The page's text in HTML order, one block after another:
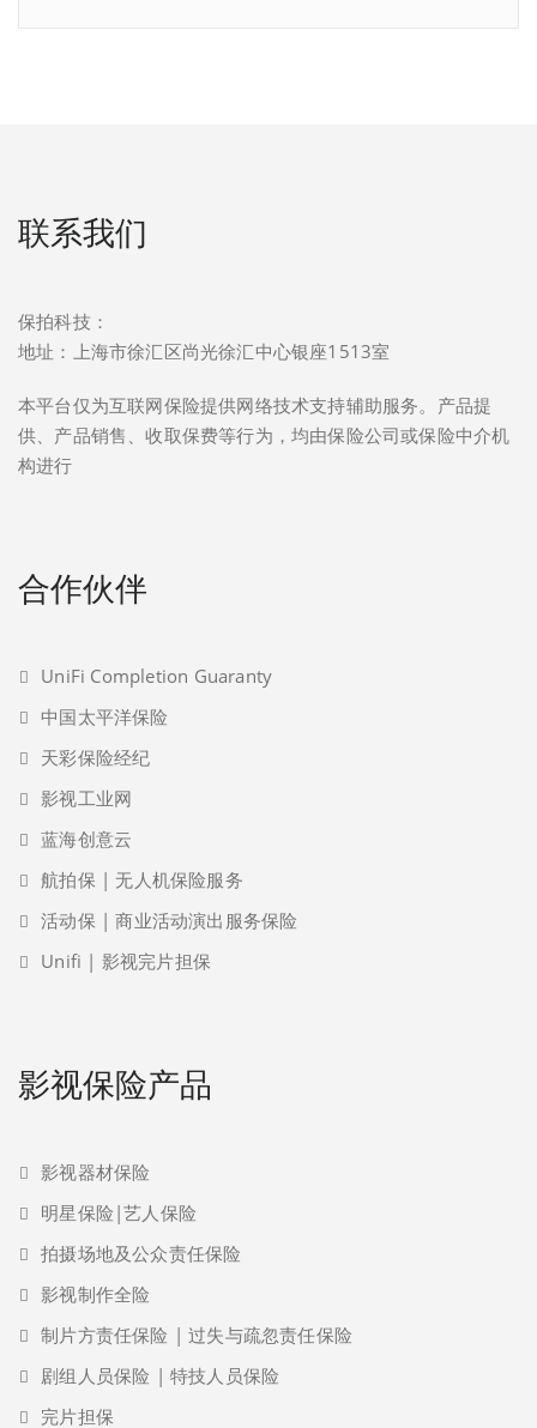
联系我们
保拍科技：
地址：上海市徐汇区尚光徐汇中心银座1513室
本平台仅为互联网保险提供网络技术支持辅助服务。产品提
供、产品销售、收取保费等行为，均由保险公司或保险中介机
构进行
合作伙伴
UniFi Completion Guaranty
中国太平洋保险
天彩保险经纪
影视工业网
蓝海创意云
航拍保 | 无人机保险服务
活动保 | 商业活动演出服务保险
Unifi | 影视完片担保
影视保险产品
影视器材保险
明星保险|艺人保险
拍摄场地及公众责任保险
影视制作全险
制片方责任保险 | 过失与疏忽责任保险
剧组人员保险 | 特技人员保险
完片担保